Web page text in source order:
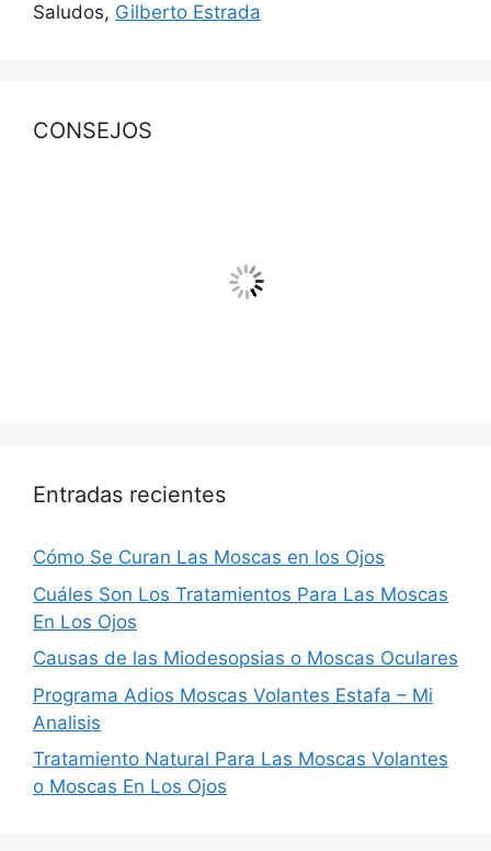
Saludos, Gilberto Estrada
CONSEJOS
Entradas recientes
Cómo Se Curan Las Moscas en los Ojos
Cuáles Son Los Tratamientos Para Las Moscas
En Los Ojos
Causas de las Miodesopsias o Moscas Oculares
Programa Adios Moscas Volantes Estafa – Mi
Analisis
Tratamiento Natural Para Las Moscas Volantes
o Moscas En Los Ojos